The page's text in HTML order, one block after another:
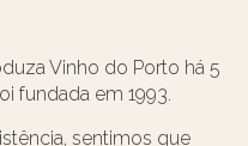
Vinho do Porto há 5
fundada em 1993.
sentimos que